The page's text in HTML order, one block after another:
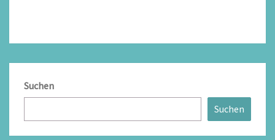
Suchen
Suchen